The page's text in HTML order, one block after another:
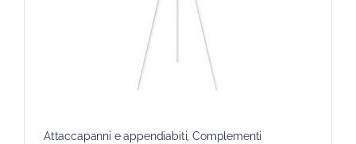
Attaccapanni e appendiabiti ,Complementi